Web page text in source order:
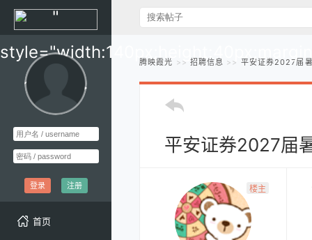
"
10px;" >
登录 注册
首页
腾映霞光 招聘信息 平安证券2027届
平安证券2027届
楼主